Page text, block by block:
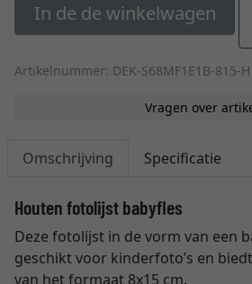
In de de winkelwagen
Artikelnummer: DEK-S68MF1E1B-815-H
Vragen over
Omschrijving Specificatie
Houten fotolijst babyfles
Deze fotolijst in de vorm van een
geschikt voor kinderfoto’s en
van het formaat 8x15 cm.